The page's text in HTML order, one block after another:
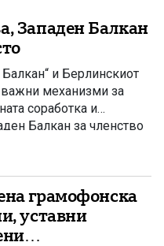
Западен Балкан
и Берлинскиот
важни механизми за
соработка и
Балкан за членство
бројните средби,
никогаш не
[…]
грамофонска
уставни